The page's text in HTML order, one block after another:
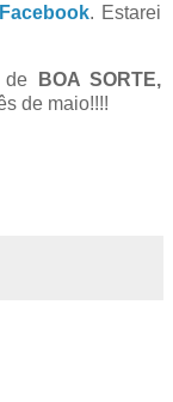
Facebook. Estarei
de
BOA SORTE,
de maio!!!!